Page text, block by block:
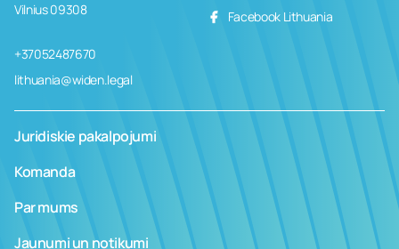
Vilnius 09308
+37052487670
lithuania@widen.legal
Facebook Lithuania
Juridiskie pakalpojumi
Komanda
Par mums
Jaunumi un notikumi